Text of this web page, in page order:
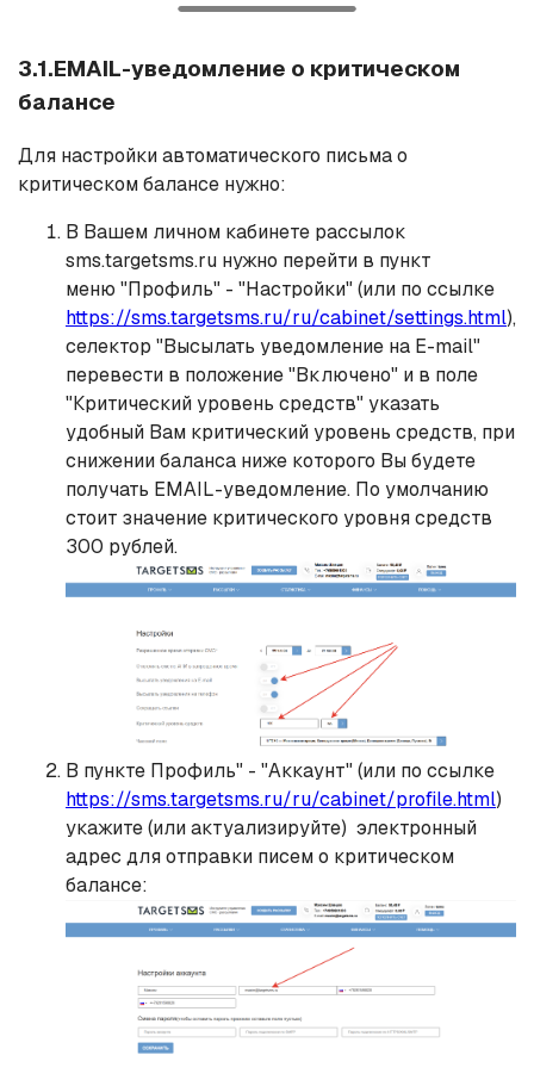
3.1.EMAIL-уведомление о критическом
балансе
Для настройки автоматического письма о
критическом балансе нужно:
В Вашем личном кабинете рассылок
sms.targetsms.ru нужно перейти в пункт
меню "Профиль" - "Настройки" (или по ссылке
https://sms.targetsms.ru/ru/cabinet/settings.html),
селектор "Высылать уведомление на E-mail"
перевести в положение "Включено" и в поле
"Критический уровень средств" указать
удобный Вам критический уровень средств, при
снижении баланса ниже которого Вы будете
получать EMAIL-уведомление. По умолчанию
стоит значение критического уровня средств
300 рублей.
В пункте Профиль" - "Аккаунт" (или по ссылке
https://sms.targetsms.ru/ru/cabinet/profile.html)
укажите (или актуализируйте) электронный
адрес для отправки писем о критическом
балансе: